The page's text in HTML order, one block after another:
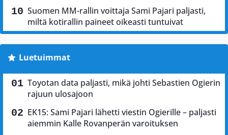
Suomen MM-rallin voittaja Sami Pajari paljasti,
miltä kotirallin paineet oikeasti tuntuivat
Luetuimmat
Toyotan data paljasti, mikä johti Sebastien Ogierin
rajuun ulosajoon
EK15: Sami Pajari lähetti viestin Ogierille – paljasti
aiemmin Kalle Rovanperän varoituksen